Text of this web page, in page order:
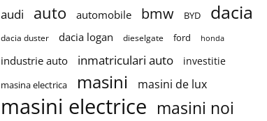
audi auto automobile bmw BYD dacia
dacia duster dacia logan dieselgate ford honda
industrie auto inmatriculari auto investitie
masina electrica masini masini de lux
masini electrice masini noi